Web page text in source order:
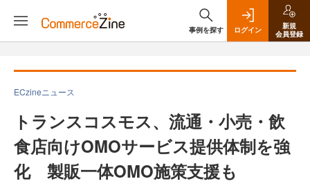
事例を探す ログイン
新規
会員登録
ECzineニュース
トランスコスモス、流通・小売・飲
食店向けOMOサービス提供体制を強
化 製販一体OMO施策支援も